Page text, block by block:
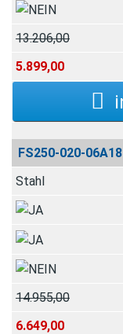
13.206,00
5.899,00
FS250-020-06A18
Stahl
14.955,00
6.649,00